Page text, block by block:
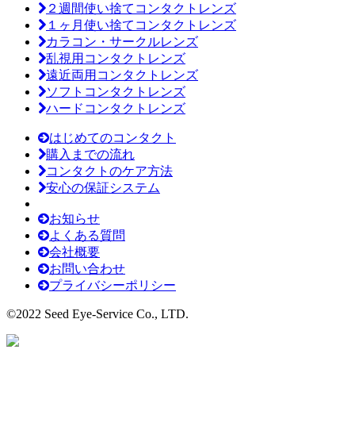
２週間使い捨てコンタクトレンズ
１ヶ月使い捨てコンタクトレンズ
カラコン・サークルレンズ
乱視用コンタクトレンズ
遠近両用コンタクトレンズ
ソフトコンタクトレンズ
ハードコンタクトレンズ
はじめてのコンタクト
購入までの流れ
コンタクトのケア方法
安心の保証システム
お知らせ
よくある質問
会社概要
お問い合わせ
プライバシーポリシー
©2022 Seed Eye-Service Co., LTD.